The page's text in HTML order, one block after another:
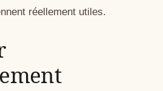
réellement utiles.